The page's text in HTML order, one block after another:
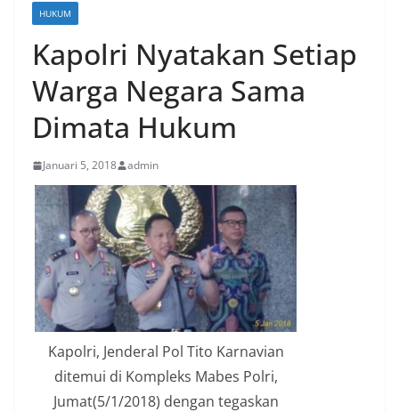
HUKUM
Kapolri Nyatakan Setiap
Warga Negara Sama
Dimata Hukum
Januari 5, 2018 admin
Kapolri, Jenderal Pol Tito Karnavian
ditemui di Kompleks Mabes Polri,
Jumat(5/1/2018) dengan tegaskan